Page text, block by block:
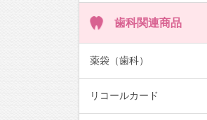
歯科関連商品
薬袋（歯科）
リコールカード